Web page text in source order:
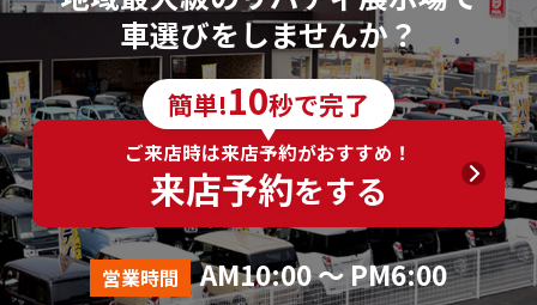
車選びをしませんか？
簡単!10秒で完了
ご来店時は来店予約がおすすめ！
来店予約をする
営業時間 AM10:00 ～ PM6:00